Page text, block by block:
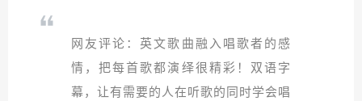
网友评论：英文歌曲融入唱歌者的感
情，把每首歌都演绎很精彩！双语字
幕，让有需要的人在听歌的同时学会唱